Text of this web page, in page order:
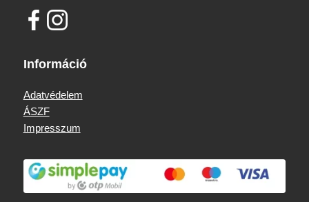
Információ
Adatvédelem
ÁSZF
Impresszum